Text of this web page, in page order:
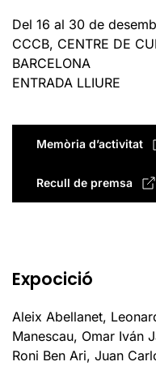
Del 16 al 30 de
CCCB, CENTRE DE
BARCELONA
ENTRADA LLIURE
Memòria d’activitat
Recull de premsa
Expocició
Aleix Abellanet,
Manescau, Omar Iván
Roni Ben Ari, Juan